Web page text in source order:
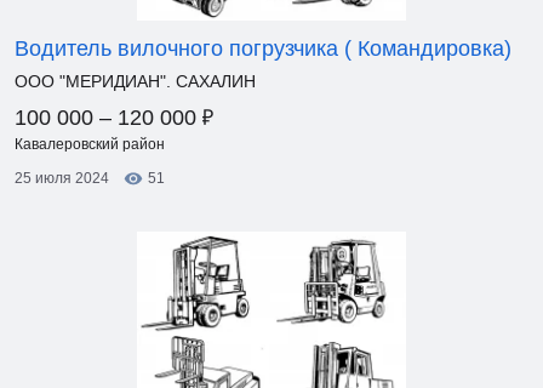
Водитель вилочного погрузчика ( Командировка)
ООО "МЕРИДИАН". САХАЛИН
100 000 – 120 000 ₽
Кавалеровский район
25 июля 2024
51